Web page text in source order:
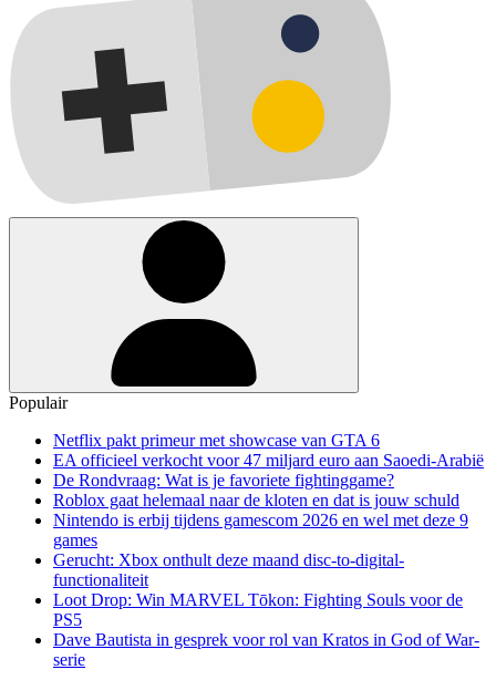
Populair
Netflix pakt primeur met showcase van GTA 6
EA officieel verkocht voor 47 miljard euro aan Saoedi-Arabië
De Rondvraag: Wat is je favoriete fightinggame?
Roblox gaat helemaal naar de kloten en dat is jouw schuld
Nintendo is erbij tijdens gamescom 2026 en wel met deze 9
games
Gerucht: Xbox onthult deze maand disc-to-digital-
functionaliteit
Loot Drop: Win MARVEL Tōkon: Fighting Souls voor de
PS5
Dave Bautista in gesprek voor rol van Kratos in God of War-
serie